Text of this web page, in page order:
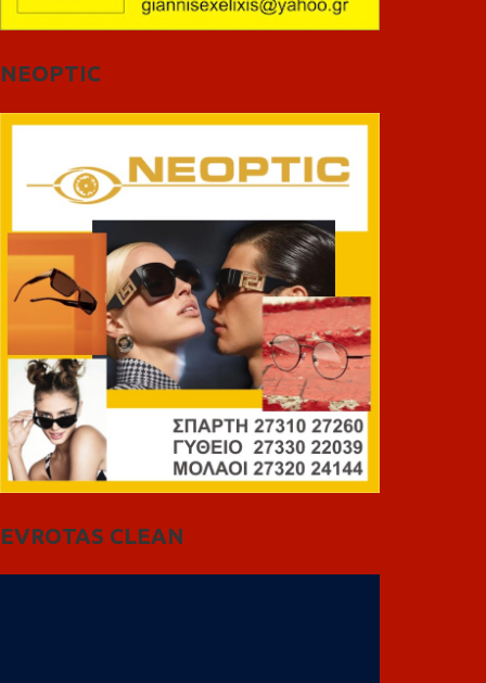
NEOPTIC
EVROTAS CLEAN